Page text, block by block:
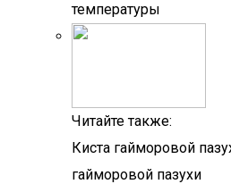
температуры
Читайте также:
Киста гайморовой
гайморовой пазухи